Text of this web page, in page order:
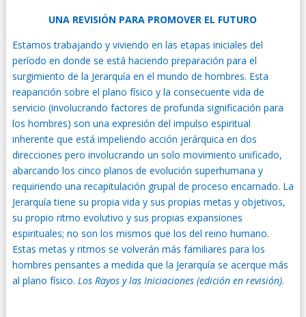
UNA REVISIÓN PARA PROMOVER EL FUTURO
Estamos trabajando y viviendo en las etapas iniciales del
período en donde se está haciendo preparación para el
surgimiento de la Jerarquía en el mundo de hombres. Esta
reaparición sobre el plano físico y la consecuente vida de
servicio (involucrando factores de profunda significación para
los hombres) son una expresión del impulso espiritual
inherente que está impeliendo acción jerárquica en dos
direcciones pero involucrando un solo movimiento unificado,
abarcando los cinco planos de evolución superhumana y
requiriendo una recapitulación grupal de proceso encarnado. La
Jerarquía tiene su propia vida y sus propias metas y objetivos,
su propio ritmo evolutivo y sus propias expansiones
espirituales; no son los mismos que los del reino humano.
Estas metas y ritmos se volverán más familiares para los
hombres pensantes a medida que la Jerarquía se acerque más
al plano físico. Los Rayos y las Iniciaciones (edición en revisión).